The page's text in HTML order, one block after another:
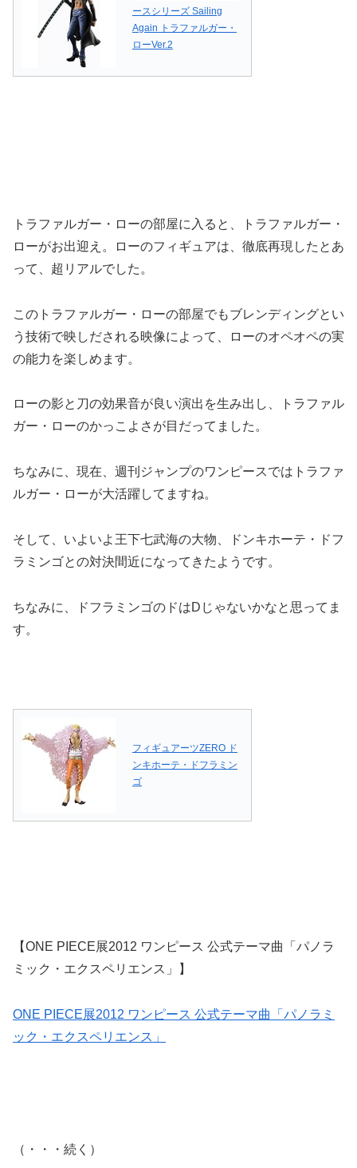
ースシリーズ Sailing
Again トラファルガー・
ローVer.2
トラファルガー・ローの部屋に入ると、トラファルガー・
ローがお出迎え。ローのフィギュアは、徹底再現したとあ
って、超リアルでした。
このトラファルガー・ローの部屋でもブレンディングとい
う技術で映しだされる映像によって、ローのオペオペの実
の能力を楽しめます。
ローの影と刀の効果音が良い演出を生み出し、トラファル
ガー・ローのかっこよさが目だってました。
ちなみに、現在、週刊ジャンプのワンピースではトラファ
ルガー・ローが大活躍してますね。
そして、いよいよ王下七武海の大物、ドンキホーテ・ドフ
ラミンゴとの対決間近になってきたようです。
ちなみに、ドフラミンゴのドはDじゃないかなと思ってま
す。
フィギュアーツZERO ド
ンキホーテ・ドフラミン
ゴ
【ONE PIECE展2012 ワンピース 公式テーマ曲「パノラ
ミック・エクスペリエンス」】
ONE PIECE展2012 ワンピース 公式テーマ曲「パノラミ
ック・エクスペリエンス」
（・・・続く）